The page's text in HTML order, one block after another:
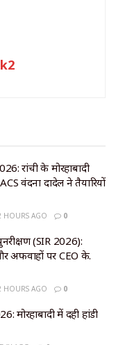
रांची के मोरहाबादी
वंदना दादेल ने तैयारियों
HOURS AGO 0
(SIR 2026):
अफवाहों पर CEO के.
HOURS AGO 0
मोरहाबादी में दही हांडी